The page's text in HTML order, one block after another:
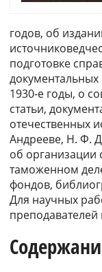
годов, об
подготовке
1930-е годы, о
статьи,
отечественных
Андрееве, Н. Ф.
об организации
таможенном
фондов,
Для научных
преподавателей